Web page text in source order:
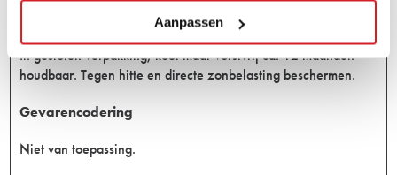
Aanpassen
In gesloten verpakking, koel maar vorstvrij ca. 12 maanden
houdbaar. Tegen hitte en directe zonbelasting beschermen.
Gevarencodering
Niet van toepassing.